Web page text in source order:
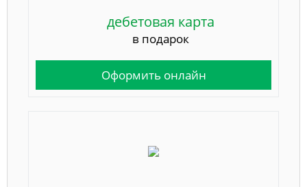
дебетовая карта
в подарок
Оформить онлайн